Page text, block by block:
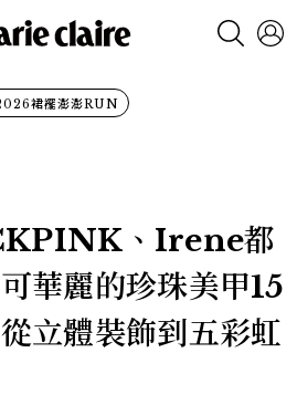
裙襬澎澎RUN
、Irene都
華麗的珍珠美甲15
立體裝飾到五彩虹